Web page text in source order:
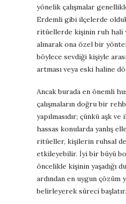
yönelik çalışmalar
Erdemli gibi ilçelerde
ritüellerde kişinin ruh hali
alınarak ona özel bir
böylece sevdiği kişiyle
artması veya eski haline
Ancak burada en önemli
çalışmaların doğru bir
yapılmasıdır; çünkü aşk
hassas konularda yanlış
ritüeller, kişilerin ruhsal
etkileyebilir. İyi bir büyü
öncelikle kişinin yaşadığı
ardından en uygun çözüm
belirleyerek süreci başlatır.